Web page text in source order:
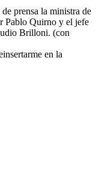
prensa la ministra de
Pablo Quirno y el jefe
Brilloni. (con
en la